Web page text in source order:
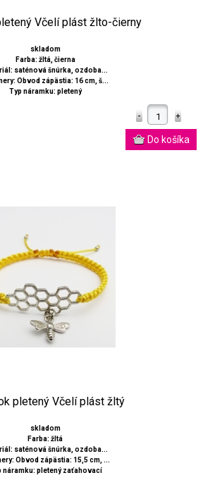
Včelí plást žlto-čierny
skladom
Farba: žltá, čierna
saténová šnúrka, ozdoba...
Obvod zápästia: 16 cm, š...
Typ náramku: pletený
pletený Včelí plást žltý
skladom
Farba: žltá
saténová šnúrka, ozdoba...
Obvod zápästia: 15,5 cm, ...
náramku: pletený zaťahovací